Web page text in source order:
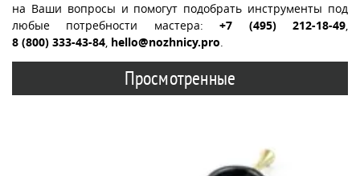
на Ваши вопросы и помогут подобрать инструменты под
любые потребности мастера:+7 (495) 212-18-49
8 (800) 333-43-84 hello@nozhnicy.pro
Просмотренные